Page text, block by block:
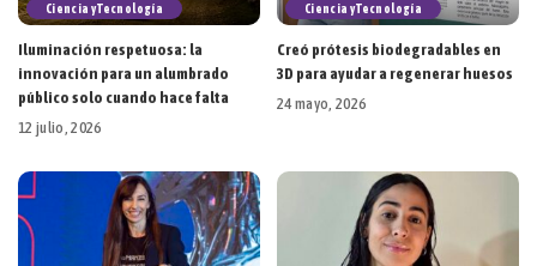
Ciencia y Tecnología
Iluminación respetuosa: la
innovación para un alumbrado
público solo cuando hace falta
12 julio, 2026
Ciencia y Tecnología
Creó prótesis biodegradables en
3D para ayudar a regenerar huesos
24 mayo, 2026